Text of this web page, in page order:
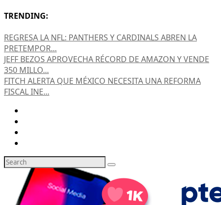
TRENDING:
REGRESA LA NFL: PANTHERS Y CARDINALS ABREN LA
PRETEMPOR...
JEFF BEZOS APROVECHA RÉCORD DE AMAZON Y VENDE
350 MILLO...
FITCH ALERTA QUE MÉXICO NECESITA UNA REFORMA
FISCAL INE...